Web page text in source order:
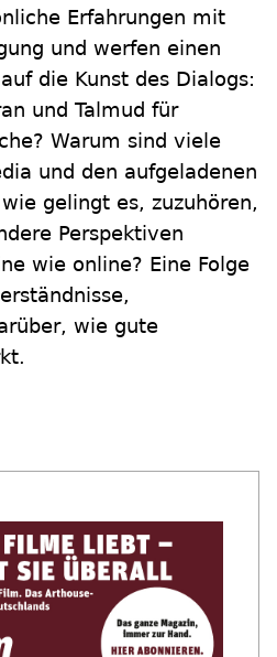
Erfahrungen mit
und werfen einen
die Kunst des Dialogs:
und Talmud für
Warum sind viele
und den aufgeladenen
gelingt es, zuzuhören,
Perspektiven
wie online? Eine Folge
wie gute